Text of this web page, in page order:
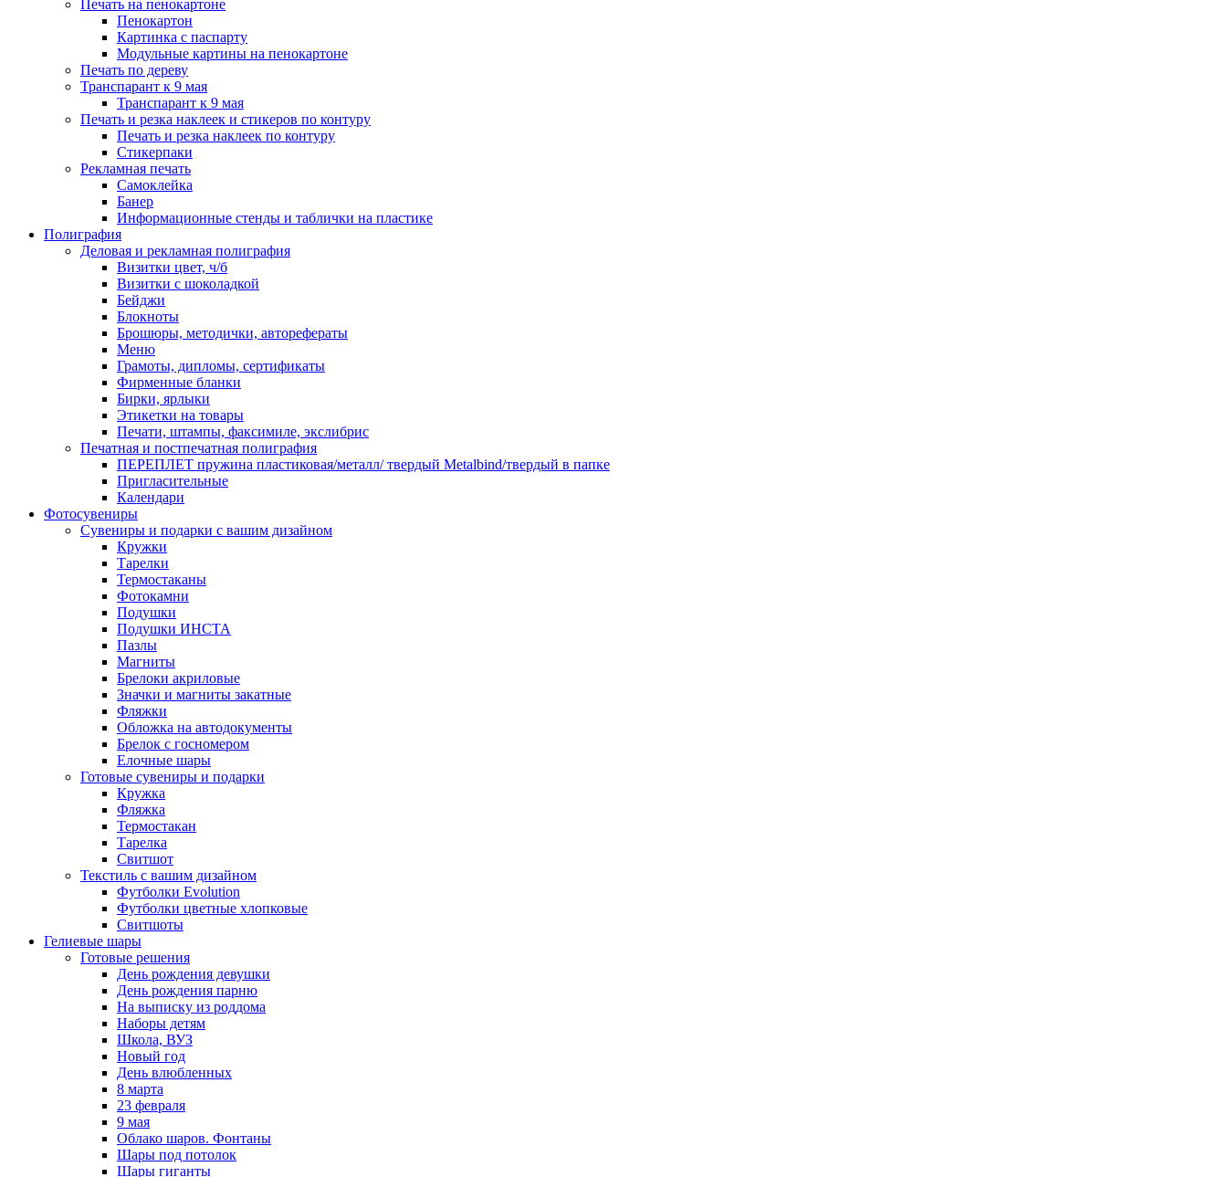
Печать на пенокартоне
Пенокартон
Картинка с паспарту
Модульные картины на пенокартоне
Печать по дереву
Транспарант к 9 мая
Транспарант к 9 мая
Печать и резка наклеек и стикеров по контуру
Печать и резка наклеек по контуру
Стикерпаки
Рекламная печать
Самоклейка
Банер
Информационные стенды и таблички на пластике
Полиграфия
Деловая и рекламная полиграфия
Визитки цвет, ч/б
Визитки с шоколадкой
Бейджи
Блокноты
Брошюры, методички, авторефераты
Меню
Грамоты, дипломы, сертификаты
Фирменные бланки
Бирки, ярлыки
Этикетки на товары
Печати, штампы, факсимиле, экслибрис
Печатная и постпечатная полиграфия
ПЕРЕПЛЕТ пружина пластиковая/металл/ твердый Metalbind/твердый в папке
Пригласительные
Календари
Фотосувениры
Сувениры и подарки с вашим дизайном
Кружки
Тарелки
Термостаканы
Фотокамни
Подушки
Подушки ИНСТА
Пазлы
Магниты
Брелоки акриловые
Значки и магниты закатные
Фляжки
Обложка на автодокументы
Брелок с госномером
Елочные шары
Готовые сувениры и подарки
Кружка
Фляжка
Термостакан
Тарелка
Свитшот
Текстиль с вашим дизайном
Футболки Evolution
Футболки цветные хлопковые
Свитшоты
Гелиевые шары
Готовые решения
День рождения девушки
День рождения парню
На выписку из роддома
Наборы детям
Школа, ВУЗ
Новый год
День влюбленных
8 марта
23 февраля
9 мая
Облако шаров. Фонтаны
Шары под потолок
Шары гиганты